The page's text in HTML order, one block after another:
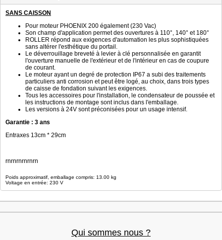
SANS CAISSON
Pour moteur PHOENIX 200 également (230 Vac)
Son champ d'application permet des ouvertures à 110°, 140° et 180°
ROLLER répond aux exigences d'automation les plus sophistiquées
sans altérer l'esthétique du portail.
Le déverrouillage breveté à levier à clé personnalisée en garantit
l'ouverture manuelle de l'extérieur et de l'intérieur en cas de coupure
de courant.
Le moteur ayant un degré de protection IP67 a subi des traitements
particuliers anti corrosion et peut être logé, au choix, dans trois types
de caisse de fondation suivant les exigences.
Tous les accessoires pour l'installation, le condensateur de poussée et
les instructions de montage sont inclus dans l'emballage.
Les versions à 24V sont préconisées pour un usage intensif.
Garantie : 3 ans
Entraxes 13cm * 29cm
rnrnrnrnrnrn
Poids approximatif, emballage compris: 13.00 kg
Voltage en entrée: 230 V
Qui sommes nous ?